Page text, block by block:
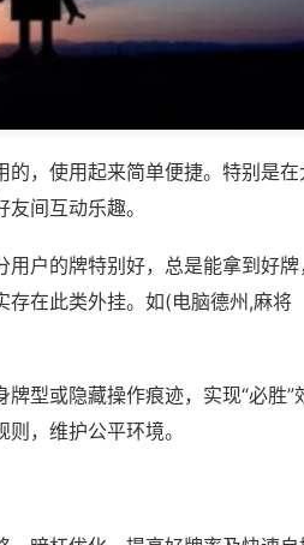
，使用起来简单便捷。特别是在
间互动乐趣。
户的牌特别好，总是能拿到好牌
存在此类外挂。如(电脑德州,麻将
型或隐藏操作痕迹，实现“必胜”
，维护公平环境。